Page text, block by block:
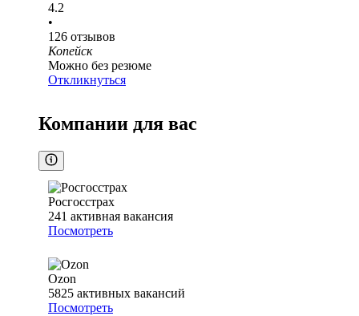
4.2
•
126 отзывов
Копейск
Можно без резюме
Откликнуться
Компании для вас
Росгосстрах
241 активная вакансия
Посмотреть
Ozon
5825 активных вакансий
Посмотреть